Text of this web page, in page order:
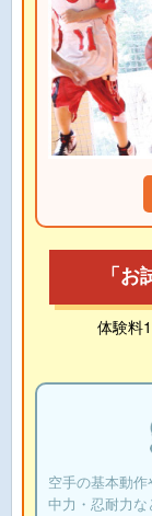
「
体験料
空手の基本動
中力・忍耐力な